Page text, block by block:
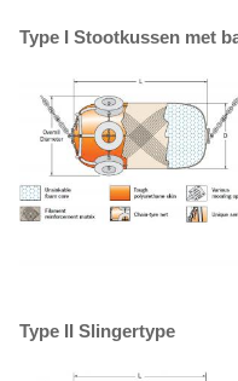
Type I Stootkussen met
Type II Slingertype